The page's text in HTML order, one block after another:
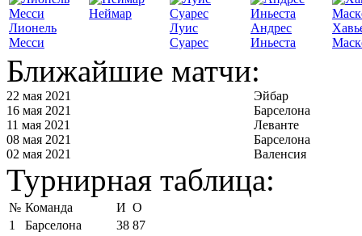
Лионель
Месси
Неймар
Луис
Суарес
Андрес
Иньеста
Ближайшие матчи:
22 мая 2021
Эйбар
16 мая 2021
Барселона
11 мая 2021
Леванте
08 мая 2021
Барселона
02 мая 2021
Валенсия
Турнирная таблица:
№ Команда И О
1
Барселона 38 87